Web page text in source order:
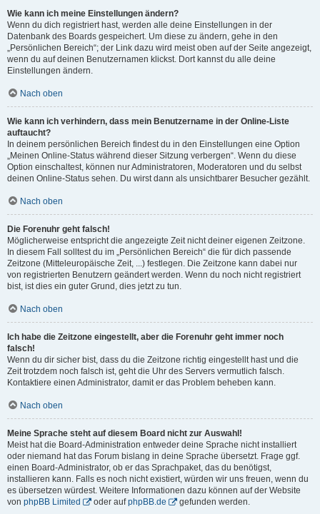
Wie kann ich meine Einstellungen ändern?
Wenn du dich registriert hast, werden alle deine Einstellungen in der
Datenbank des Boards gespeichert. Um diese zu ändern, gehe in den
„Persönlichen Bereich“; der Link dazu wird meist oben auf der Seite angezeigt,
wenn du auf deinen Benutzernamen klickst. Dort kannst du alle deine
Einstellungen ändern.
Nach oben
Wie kann ich verhindern, dass mein Benutzername in der Online-Liste
auftaucht?
In deinem persönlichen Bereich findest du in den Einstellungen eine Option
„Meinen Online-Status während dieser Sitzung verbergen“. Wenn du diese
Option einschaltest, können nur Administratoren, Moderatoren und du selbst
deinen Online-Status sehen. Du wirst dann als unsichtbarer Besucher gezählt.
Nach oben
Die Forenuhr geht falsch!
Möglicherweise entspricht die angezeigte Zeit nicht deiner eigenen Zeitzone.
In diesem Fall solltest du im „Persönlichen Bereich“ die für dich passende
Zeitzone (Mitteleuropäische Zeit, ...) festlegen. Die Zeitzone kann dabei nur
von registrierten Benutzern geändert werden. Wenn du noch nicht registriert
bist, ist dies ein guter Grund, dies jetzt zu tun.
Nach oben
Ich habe die Zeitzone eingestellt, aber die Forenuhr geht immer noch
falsch!
Wenn du dir sicher bist, dass du die Zeitzone richtig eingestellt hast und die
Zeit trotzdem noch falsch ist, geht die Uhr des Servers vermutlich falsch.
Kontaktiere einen Administrator, damit er das Problem beheben kann.
Nach oben
Meine Sprache steht auf diesem Board nicht zur Auswahl!
Meist hat die Board-Administration entweder deine Sprache nicht installiert
oder niemand hat das Forum bislang in deine Sprache übersetzt. Frage ggf.
einen Board-Administrator, ob er das Sprachpaket, das du benötigst,
installieren kann. Falls es noch nicht existiert, würden wir uns freuen, wenn du
es übersetzen würdest. Weitere Informationen dazu können auf der Website
von phpBB Limited oder aufphpBB.de gefunden werden.